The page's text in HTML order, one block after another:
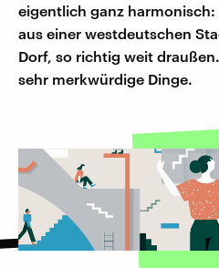
eigentlich ganz harmonisch:
aus einer westdeutschen
Dorf, so richtig weit
sehr merkwürdige Dinge.